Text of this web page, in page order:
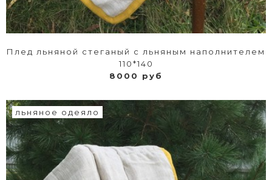
Плед льняной стеганый с льняным наполнителем
110*140
8000 руб
льняное одеяло